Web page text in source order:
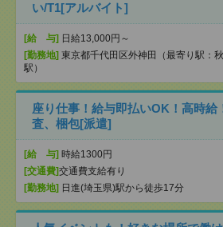
い/T1[アルバイト]
[給 与] 日給13,000円～
[勤務地] 東京都千代田区外神田（最寄り駅：
駅）
座り仕事！給与即払いOK！高時給
査、梱包[派遣]
[給 与] 時給1300円
[交通費]交通費支給有り
[勤務地] 日進(埼玉県)駅から徒歩17分